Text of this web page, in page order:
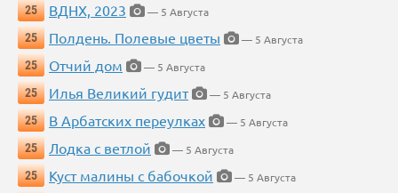
25 ВДНХ, 2023
— 5 Августа
25
Полдень. Полевые цветы
— 5 Августа
25
Отчий дом
— 5 Августа
25
Илья Великий гудит
— 5 Августа
25
В Арбатских переулках
— 5 Августа
25
Лодка с ветлой
— 5 Августа
25
Куст малины с бабочкой
— 5 Августа